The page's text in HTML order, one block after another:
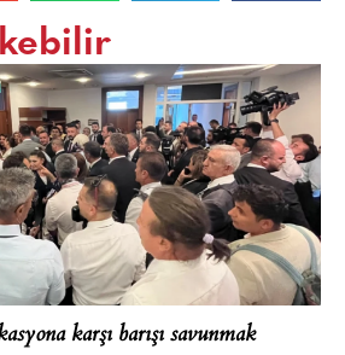
karşı barışı savunmak